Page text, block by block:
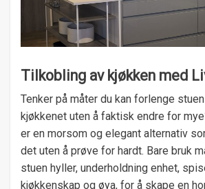
Tilkobling av kjøkken med
Tenker på måter du kan forlenge
kjøkkenet uten å faktisk endre for
er en morsom og elegant alternativ
det uten å prøve for hardt. Bare bruk
stuen hyller, underholdning enhet,
kjøkkenskap og øya, for å skape en